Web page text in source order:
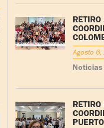
Agosto 6,